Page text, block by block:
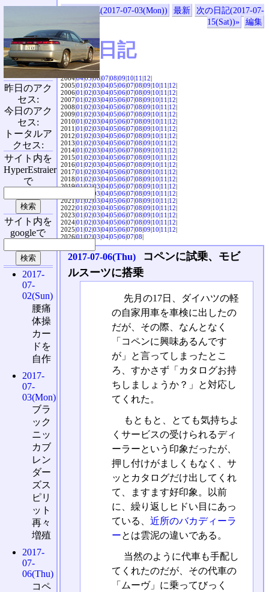
«前の日記(2017-07-03(Mon)) 最新
次の日記(2017-07-
15(Sat))»
編集
SVX日記
2004|04|05|06|07|08|09|10|11|12|
2005|01|02|03|04|05|06|07|08|09|10|11|12|
2006|01|02|03|04|05|06|07|08|09|10|11|12|
2007|01|02|03|04|05|06|07|08|09|10|11|12|
2008|01|02|03|04|05|06|07|08|09|10|11|12|
2009|01|02|03|04|05|06|07|08|09|10|11|12|
2010|01|02|03|04|05|06|07|08|09|10|11|12|
2011|01|02|03|04|05|06|07|08|09|10|11|12|
2012|01|02|03|04|05|06|07|08|09|10|11|12|
2013|01|02|03|04|05|06|07|08|09|10|11|12|
2014|01|02|03|04|05|06|07|08|09|10|11|12|
2015|01|02|03|04|05|06|07|08|09|10|11|12|
2016|01|02|03|04|05|06|07|08|09|10|11|12|
2017|01|02|03|04|05|06|07|08|09|10|11|12|
2018|01|02|03|04|05|06|07|08|09|10|11|12|
2019|01|02|03|04|05|06|07|08|09|10|11|12|
03|04|05|06|07|08|09|10|11|12|
2021|01|02|03|04|05|06|07|08|09|10|11|12|
2022|01|02|03|04|05|06|07|08|09|10|11|12|
2023|01|02|03|04|05|06|07|08|09|10|11|12|
2024|01|02|03|04|05|06|07|08|09|10|11|12|
2025|01|02|03|04|05|06|07|08|09|10|11|12|
2026|01|02|03|04|05|06|07|08|
2017-07-06(Thu)
コペンに試乗、モビ
ルスーツに搭乗
先月の17日、ダイハツの軽
の自家用車を車検に出したの
だが、その際、なんとなく
「コペンに興味あるんです
が」と言ってしまったとこ
ろ、すかさず「カタログお持
ちしましょうか？」と対応し
てくれた。
もともと、とても気持ちよ
くサービスの受けられるディ
ーラーという印象だったが、
押し付けがましくもなく、サ
ッとカタログだけ出してくれ
て、ますます好印象。以前
に、繰り返しヒドい目にあっ
ている、 近所のバカディーラ
ーとは雲泥の違いである。
当然のように代車も手配し
てくれたのだが、その代車の
「ムーヴ」に乗ってびっく
昨日のアク
セス:
今日のアク
セス:
トータルア
クセス:
サイト内を
HyperEstraier
で
サイト内を
googleで
2017-
07-
02(Sun)
腰痛
体操
カー
ドを
自作
2017-
07-
03(Mon)
ブラ
ック
ニッ
カブ
レン
ダー
ズス
ピリ
ット
再々
増殖
2017-
07-
06(Thu)
コペ